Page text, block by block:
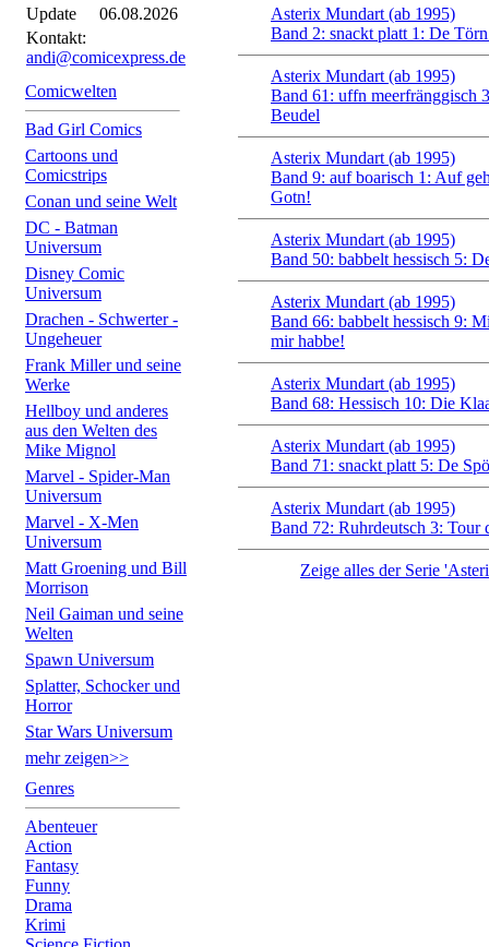
Update
06.08.2026
Kontakt:
andi@comicexpress.de
Comicwelten
Bad Girl Comics
Cartoons und
Comicstrips
Conan und seine Welt
DC - Batman
Universum
Disney Comic
Universum
Drachen - Schwerter -
Ungeheuer
Frank Miller und seine
Werke
Hellboy und anderes
aus den Welten des
Mike Mignol
Marvel - Spider-Man
Universum
Marvel - X-Men
Universum
Matt Groening und Bill
Morrison
Neil Gaiman und seine
Welten
Spawn Universum
Splatter, Schocker und
Horror
Star Wars Universum
mehr zeigen>>
Genres
Abenteuer
Action
Fantasy
Funny
Drama
Krimi
Asterix Mundart (ab 1995)
Band 2: snackt platt 1: De
Asterix Mundart (ab 1995)
Band 61: uffn meerfränggisch
Beudel
Asterix Mundart (ab 1995)
Band 9: auf boarisch 1: Auf
Gotn!
Asterix Mundart (ab 1995)
Band 50: babbelt hessisch 5:
Asterix Mundart (ab 1995)
Band 66: babbelt hessisch 9:
mir habbe!
Asterix Mundart (ab 1995)
Band 68: Hessisch 10: Die
Asterix Mundart (ab 1995)
Band 71: snackt platt 5: De
Asterix Mundart (ab 1995)
Band 72: Ruhrdeutsch 3: Tour
Zeige alles der Serie